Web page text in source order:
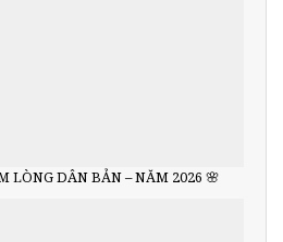
LÒNG DÂN BẢN – NĂM 2026 🌸